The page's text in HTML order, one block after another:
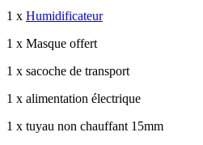
1 x Humidificateur
1 x Masque offert
1 x sacoche de transport
1 x alimentation électrique
1 x tuyau non chauffant 15mm